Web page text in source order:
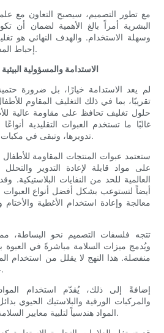
مع تطور التصميم، سيصبح التعاون مع
البشرية أمراً بالغ الأهمية لضمان أن
وسهلة الاستخدام. والهدف النهائي هو
إحباط المستخدمين البالغين أو إبعادهم.
الاستدامة والمسؤولية
لم يعد الاستدامة خيارًا، بل ضرورة
تقريبًا، بما في ذلك التغليف المقاوم
حلول تغليف تحافظ على مقاومة عالية
غالبًا ما تستخدم العبوات التقليدية
تدويرها، وتبقى في مكبات النفايات أو المحيطات لعقود.
ستعتمد عبوات المنتجات المقاومة
على مواد قابلة لإعادة التدوير
العالمية للحد من النفايات البلاستيكية.
أيضاً لتستوعب بشكل أفضل أنواع العبوات
معالجة وإعادة استخدام الأغطية والأختام
تتجه فلسفات التصميم نحو البساطة،
ويُدمج ميزات السلامة مباشرةً في
منفصلة. هذا النهج لا يقلل من استخدام
عمليات التخلص من النفايات.
إضافةً إلى ذلك، يُقدّم استخدام
والمركبات الورقية والبلاستيك الحيوي
المواد هندسياً لتلبية معايير السلامة مع تقليل البصمة الكربونية.